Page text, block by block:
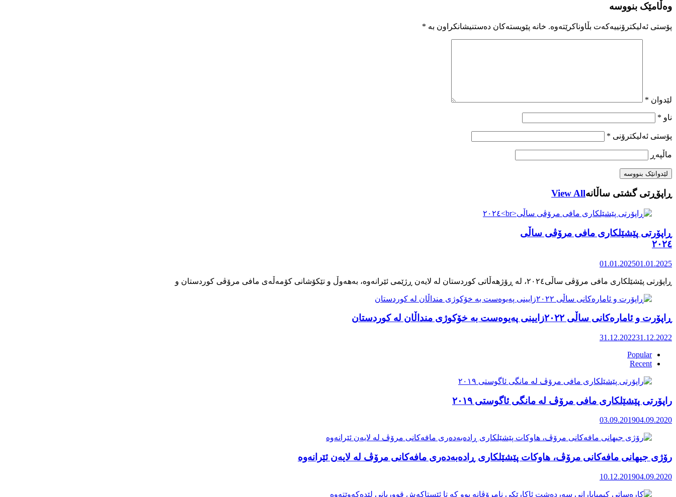
وەڵامێک بنووسە
پۆستی ئەلیکترۆنییەکەت بڵاوناکرێتەوە. خانە پێویستەکان دەستنیشانکراون بە *
لێدوان *
ناو *
پۆستی ئەلیکترۆنی *
ماڵپه‌ڕ
ڕاپۆڕتی گشتی ساڵانهView All
ڕاپۆرتی پێشێلکاری مافی مرۆڤی ساڵی
٢٠٢٤
01.01.202501.01.2025
ڕاپۆرت و ئامارەکانی ساڵی ٢٠٢٢زایینی پەیوەست بە خۆکوژی منداڵان لە کوردستان
31.12.202231.12.2022
Popular
Recent
راپۆرتی پێشێلكاری مافی مرۆڤ له‌ مانگی ئاگوستی ٢٠١٩
03.09.201904.09.2020
رۆژی جیهانی مافەکانی مرۆڤ، هاوکات پێشێلکاری ڕادەبەدەری مافەکانی مرۆڤ لە لایەن ئێرانەوە
10.12.201904.09.2020